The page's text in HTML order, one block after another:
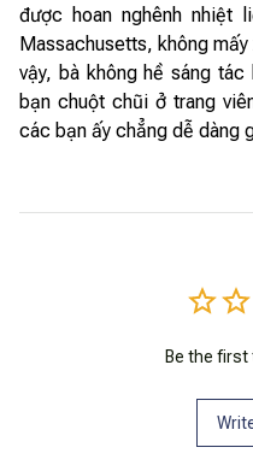
được hoan nghênh nhiệt
Massachusetts, không
vậy, bà không hề sáng
bạn chuột chũi ở trang
các bạn ấy chẳng dễ dàng
Be the